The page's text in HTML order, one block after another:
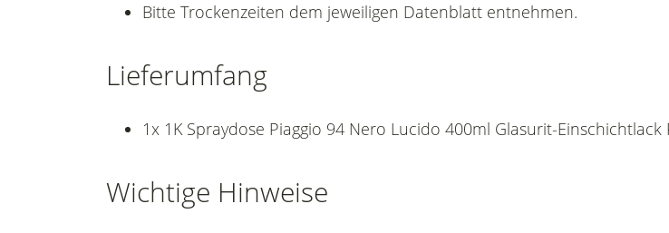
Bitte Trockenzeiten dem jeweiligen Datenblatt entnehmen.
Lieferumfang
1x 1K Spraydose Piaggio 94 Nero Lucido 400ml Glasurit-
Wichtige Hinweise